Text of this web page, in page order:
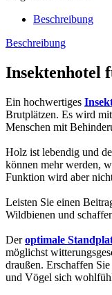
Beschreibung
Beschreibung
Insektenhotel
Ein hochwertiges
Brutplätzen. Es wird
Menschen mit
Holz ist lebendig und
können mehr werden,
Funktion wird aber
Leisten Sie einen
Wildbienen und
Deroptimale
möglichst
draußen. Erschaffen
und Vögel sich